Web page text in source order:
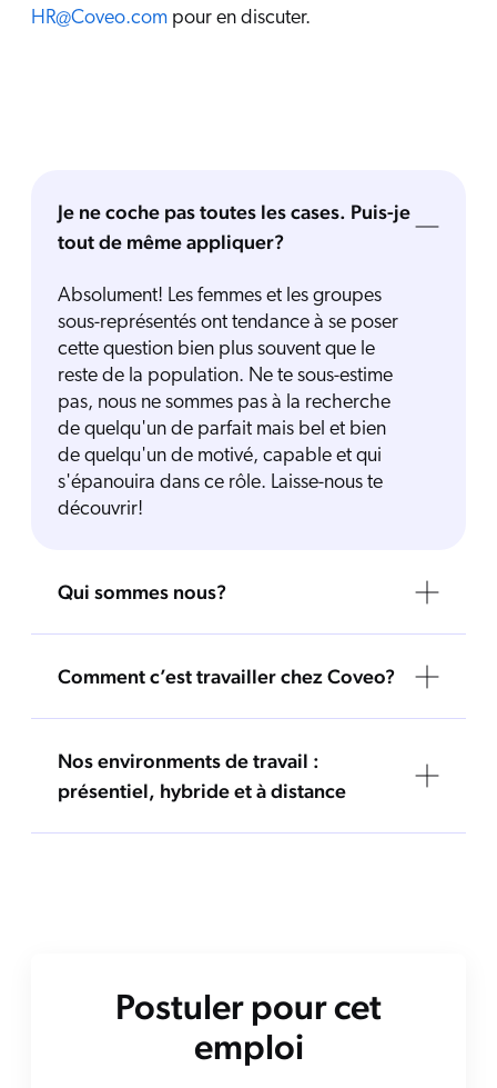
HR@Coveo.com pour en discuter.
Je ne coche pas toutes les cases. Puis-je
tout de même appliquer?
Absolument! Les femmes et les groupes
sous-représentés ont tendance à se poser
cette question bien plus souvent que le
reste de la population. Ne te sous-estime
pas, nous ne sommes pas à la recherche
de quelqu'un de parfait mais bel et bien
de quelqu'un de motivé, capable et qui
s'épanouira dans ce rôle. Laisse-nous te
découvrir!
Qui sommes nous?
Comment c’est travailler chez Coveo?
Nos environments de travail :
présentiel, hybride et à distance
Postuler pour cet
emploi